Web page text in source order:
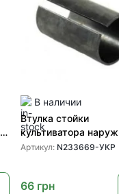
В наличии
Втулка стойки
культиватора
(N233669) для
Артикул: N233669-УКР
66 грн